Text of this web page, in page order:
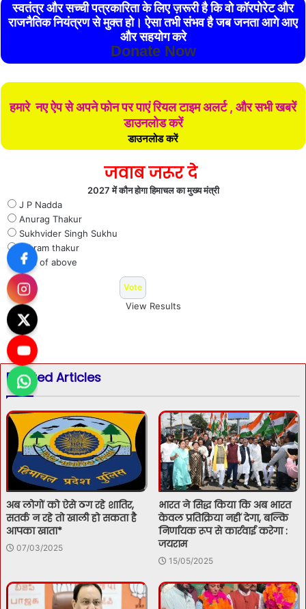
स्वतंत्र और सच्ची पत्रकारिता के लिए ज़रूरी है कि वो कॉरपोरेट और
राजनैतिक नियंत्रण से मुक्त हो। ऐसा तभी संभव है जब जनता आगे आए
और सहयोग करे
Donate Now
हमारे नए ऐप से अपने फोन पर पाएं रियल टाइम अलर्ट , और सभी खबरें
डाउनलोड करें
डाउनलोड करें
जवाब जरूर दे
2027 में कौन होगा हिमाचल का मुख्य मंत्री
J P Nadda
Anurag Thakur
Sukhvider Singh Sukhu
Jai ram thakur
Non of above
View Results
Related Articles
अब लोगों को ऐसे ठग रहे शातिर,
सतर्क न रहे तो खाली हो सकता है
आपका खाता*
07/03/2025
भारत ने सिद्ध किया कि अब भारत
केवल प्रतिक्रिया नहीं देगा, बल्कि
निर्णायक रूप से कार्रवाई करेगा :
जयराम
15/05/2025